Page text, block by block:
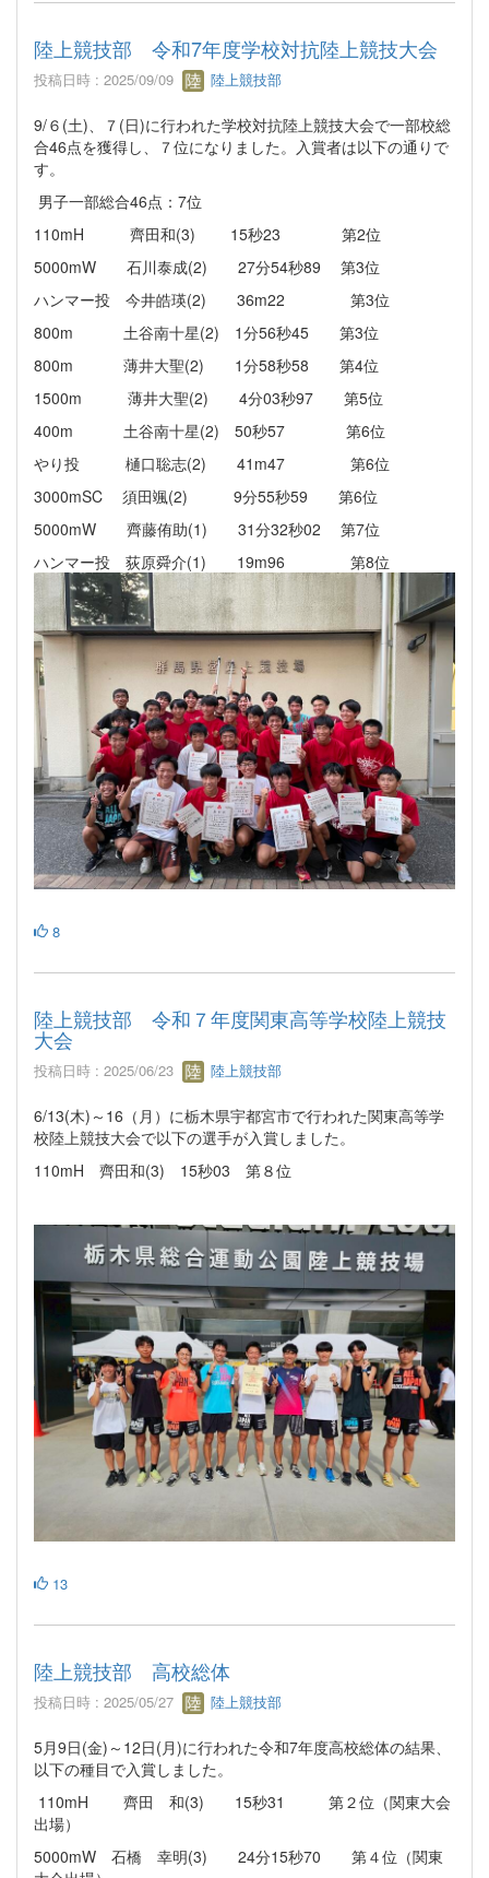
陸上競技部 令和7年度学校対抗陸上競技大会
投稿日時 : 2025/09/09 陸上競技部
9/６(土)、７(日)に行われた学校対抗陸上競技大会で一部校総
合46点を獲得し、７位になりました。入賞者は以下の通りで
す。
男子一部総合46点：7位
110mH 齊田和(3) 15秒23 第2位
5000mW 石川泰成(2) 27分54秒89 第3位
ハンマー投 今井皓瑛(2) 36m22 第3位
800m 土谷南十星(2) 1分56秒45 第3位
800m 薄井大聖(2) 1分58秒58 第4位
1500m 薄井大聖(2) 4分03秒97 第5位
400m 土谷南十星(2) 50秒57 第6位
やり投 樋口聡志(2) 41m47 第6位
3000mSC 須田颯(2) 9分55秒59 第6位
5000mW 齊藤侑助(1) 31分32秒02 第7位
ハンマー投 荻原舜介(1) 19m96 第8位
8
陸上競技部 令和７年度関東高等学校陸上競技
大会
投稿日時 : 2025/06/23 陸上競技部
6/13(木)～16（月）に栃木県宇都宮市で行われた関東高等学
校陸上競技大会で以下の選手が入賞しました。
110mH 齊田和(3) 15秒03 第８位
13
陸上競技部 高校総体
投稿日時 : 2025/05/27 陸上競技部
5月9日(金)～12日(月)に行われた令和7年度高校総体の結果、
以下の種目で入賞しました。
110mH 齊田 和(3) 15秒31 第２位（関東大会
出場）
5000mW 石橋 幸明(3) 24分15秒70 第４位（関東